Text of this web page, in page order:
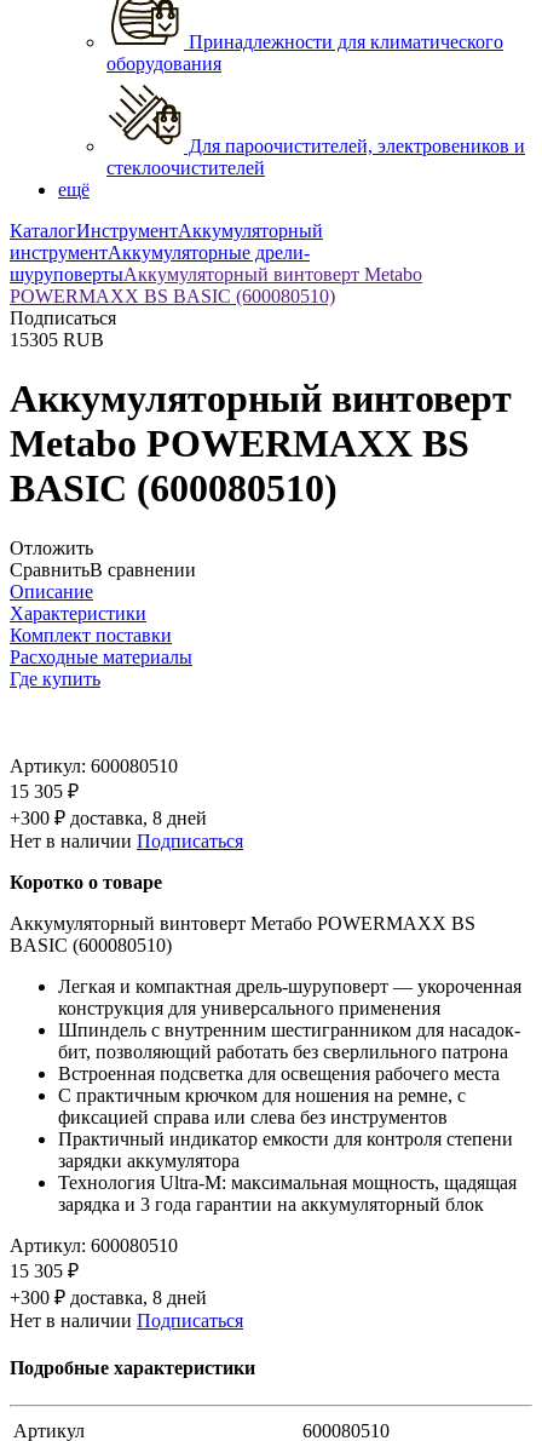
Принадлежности для климатического
оборудования
Для пароочистителей, электровеников и
стеклоочистителей
ещё
КаталогИнструментАккумуляторный
инструментАккумуляторные дрели-
шуруповертыАккумуляторный винтоверт Metabo
POWERMAXX BS BASIC (600080510)
Подписаться
15305 RUB
Аккумуляторный винтоверт
Metabo POWERMAXX BS
BASIC (600080510)
Отложить
СравнитьВ сравнении
Описание
Характеристики
Комплект поставки
Расходные материалы
Где купить
Артикул: 600080510
15 305 ₽
+300 ₽ доставка, 8 дней
Нет в наличии Подписаться
Коротко о товаре
Аккумуляторный винтоверт Метабо POWERMAXX BS
BASIC (600080510)
Легкая и компактная дрель-шуруповерт — укороченная
конструкция для универсального применения
Шпиндель с внутренним шестигранником для насадок-
бит, позволяющий работать без сверлильного патрона
Встроенная подсветка для освещения рабочего места
С практичным крючком для ношения на ремне, с
фиксацией справа или слева без инструментов
Практичный индикатор емкости для контроля степени
зарядки аккумулятора
Технология Ultra-M: максимальная мощность, щадящая
зарядка и 3 года гарантии на аккумуляторный блок
Артикул: 600080510
15 305 ₽
+300 ₽ доставка, 8 дней
Нет в наличии Подписаться
Подробные характеристики
Артикул
600080510